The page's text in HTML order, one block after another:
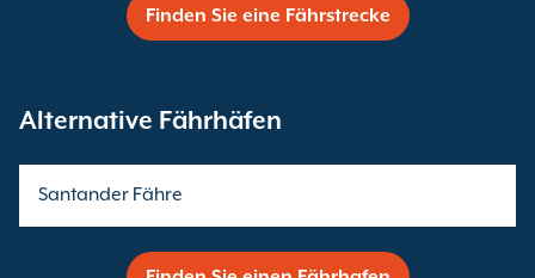
Finden Sie eine Fährstrecke
Alternative Fährhäfen
Santander Fähre